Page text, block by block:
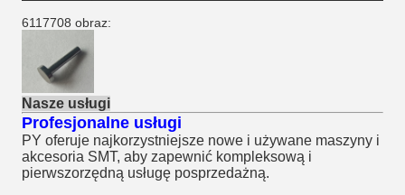
6117708 obraz:
Nasze usługi
Profesjonalne usługi
PY oferuje najkorzystniejsze nowe i używane maszyny i
akcesoria SMT, aby zapewnić kompleksową i
pierwszorzędną usługę posprzedażną.